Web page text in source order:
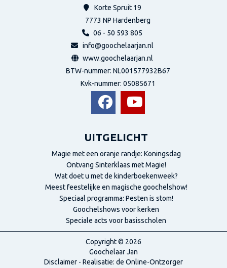
Korte Spruit 19
7773 NP Hardenberg
06 - 50 593 805
info@goochelaarjan.nl
www.goochelaarjan.nl
BTW-nummer: NL001577932B67
Kvk-nummer: 05085671
UITGELICHT
Magie met een oranje randje: Koningsdag
Ontvang Sinterklaas met Magie!
Wat doet u met de kinderboekenweek?
Meest feestelijke en magische goochelshow!
Speciaal programma: Pesten is stom!
Goochelshows voor kerken
Speciale acts voor basisscholen
Copyright © 2026
Goochelaar Jan
Disclaimer - Realisatie: de Online-Ontzorger